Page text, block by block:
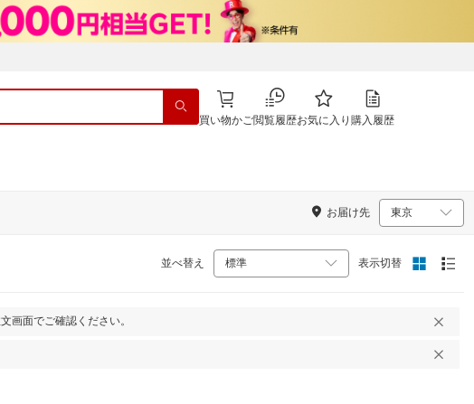
買い物かご閲覧履歴お気に入り 購入履歴
お届け先
並べ替え 表示切替
画面でご確認ください。